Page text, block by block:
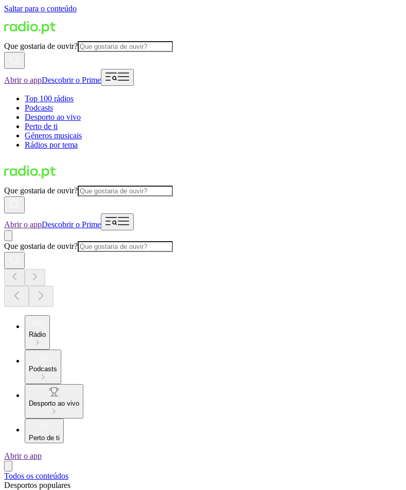
Saltar para o conteúdo
Que gostaria de ouvir?
Abrir o appDescobrir o Prime
Top 100 rádios
Podcasts
Desporto ao vivo
Perto de ti
Géneros musicais
Rádios por tema
Que gostaria de ouvir?
Abrir o appDescobrir o Prime
Que gostaria de ouvir?
Rádio
Podcasts
Desporto ao vivo
Perto de ti
Abrir o app
Todos os conteúdos
Desportos populares